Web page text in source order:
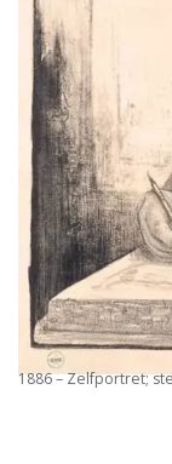
1886 – Zelfportret;